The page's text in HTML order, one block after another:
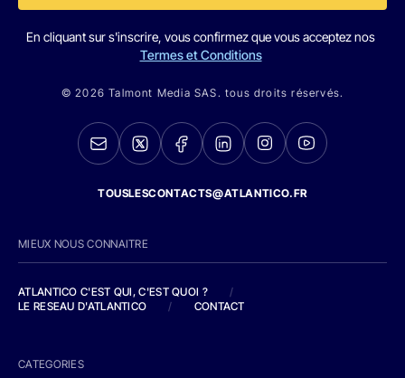
En cliquant sur s'inscrire, vous confirmez que vous acceptez nos
Termes et Conditions
© 2026 Talmont Media SAS. tous droits réservés.
TOUSLESCONTACTS@ATLANTICO.FR
MIEUX NOUS CONNAITRE
ATLANTICO C'EST QUI, C'EST QUOI ?
/
LE RESEAU D'ATLANTICO
/ CONTACT
CATEGORIES